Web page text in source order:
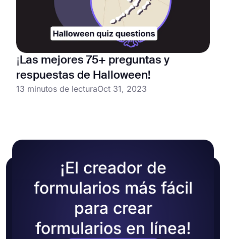
¡Las mejores 75+ preguntas y
respuestas de Halloween!
13 minutos de lecturaOct 31, 2023
¡El creador de
formularios más fácil
para crear
formularios en línea!